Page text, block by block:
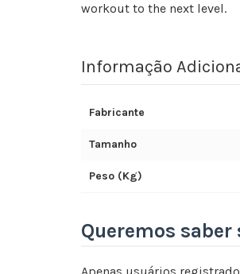
workout to the next level.
Informação
Fabricante
Tamanho
Peso (Kg)
Queremos